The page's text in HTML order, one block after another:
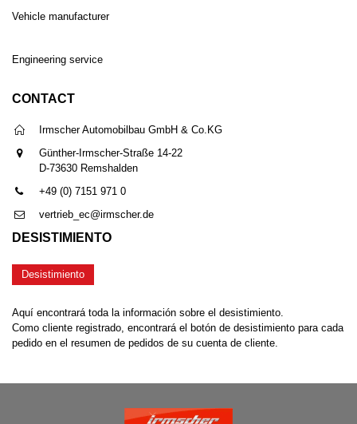
Vehicle manufacturer
Engineering service
CONTACT
Irmscher Automobilbau GmbH & Co.KG
Günther-Irmscher-Straße 14-22
D-73630 Remshalden
+49 (0) 7151 971 0
vertrieb_ec@irmscher.de
DESISTIMIENTO
Desistimiento
Aquí encontrará toda la información sobre el desistimiento.
Como cliente registrado, encontrará el botón de desistimiento para cada
pedido en el resumen de pedidos de su cuenta de cliente.